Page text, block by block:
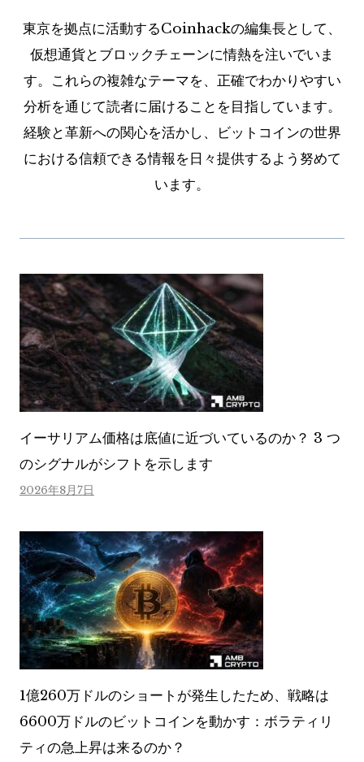
東京を拠点に活動するCoinhackの編集長として、
仮想通貨とブロックチェーンに情熱を注いでいま
す。これらの複雑なテーマを、正確でわかりやすい
分析を通じて読者に届けることを目指しています。
経験と革新への関心を活かし、ビットコインの世界
における信頼できる情報を日々提供するよう努めて
います。
イーサリアム価格は底値に近づいているのか？ 3 つ
のシグナルがシフトを示します
2026年8月7日
1億260万ドルのショートが発生したため、戦略は
6600万ドルのビットコインを動かす：ボラティリ
ティの急上昇は来るのか？